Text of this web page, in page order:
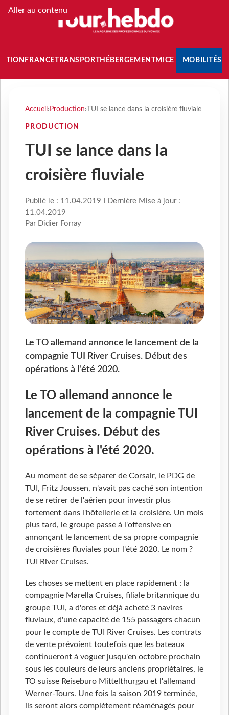
Aller au contenu
FRANCETRANSPORT HÉBERGEMENTMICE MOBILITÉS
Accueil › Production› TUI se lance dans la croisière fluviale
PRODUCTION
TUI se lance dans la
croisière fluviale
Publié le : 11.04.2019 I Dernière Mise à jour :
11.04.2019
Par Didier Forray
Le TO allemand annonce le lancement de la
compagnie TUI River Cruises. Début des
opérations à l'été 2020.
Le TO allemand annonce le
lancement de la compagnie TUI
River Cruises. Début des
opérations à l'été 2020.
Au moment de se séparer de Corsair, le PDG de
TUI, Fritz Joussen, n'avait pas caché son intention
de se retirer de l'aérien pour investir plus
fortement dans l'hôtellerie et la croisière. Un mois
plus tard, le groupe passe à l'offensive en
annonçant le lancement de sa propre compagnie
de croisières fluviales pour l'été 2020. Le nom ?
TUI River Cruises.
Les choses se mettent en place rapidement : la
compagnie Marella Cruises, filiale britannique du
groupe TUI, a d'ores et déjà acheté 3 navires
fluviaux, d'une capacité de 155 passagers chacun
pour le compte de TUI River Cruises. Les contrats
de vente prévoient toutefois que les bateaux
continueront à voguer jusqu'en octobre prochain
sous les couleurs de leurs anciens propriétaires, le
TO suisse Reiseburo Mittelthurgau et l'allemand
Werner-Tours. Une fois la saison 2019 terminée,
ils seront alors complètement réaménagés pour